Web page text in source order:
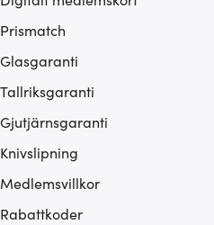
Prismatch
Glasgaranti
Tallriksgaranti
Gjutjärnsgaranti
Knivslipning
Medlemsvillkor
Rabattkoder